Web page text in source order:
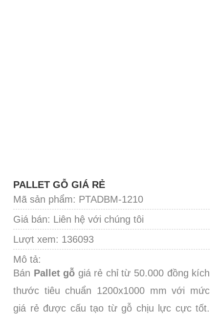
PALLET GỖ GIÁ RẺ
Mã sản phẩm: PTADBM-1210
Giá bán: Liên hệ với chúng tôi
Lượt xem: 136093
Mô tả:
Bán Pallet gỗ giá rẻ chỉ từ 50.000 đồng kích
thước tiêu chuẩn 1200x1000 mm với mức
giá rẻ được cấu tạo từ gỗ chịu lực cực tốt.